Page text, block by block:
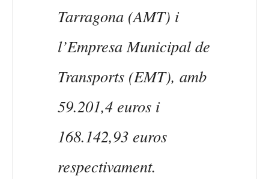
Tarragona (AMT) i
l’Empresa Municipal de
Transports (EMT), amb
59.201,4 euros i
168.142,93 euros
respectivament.